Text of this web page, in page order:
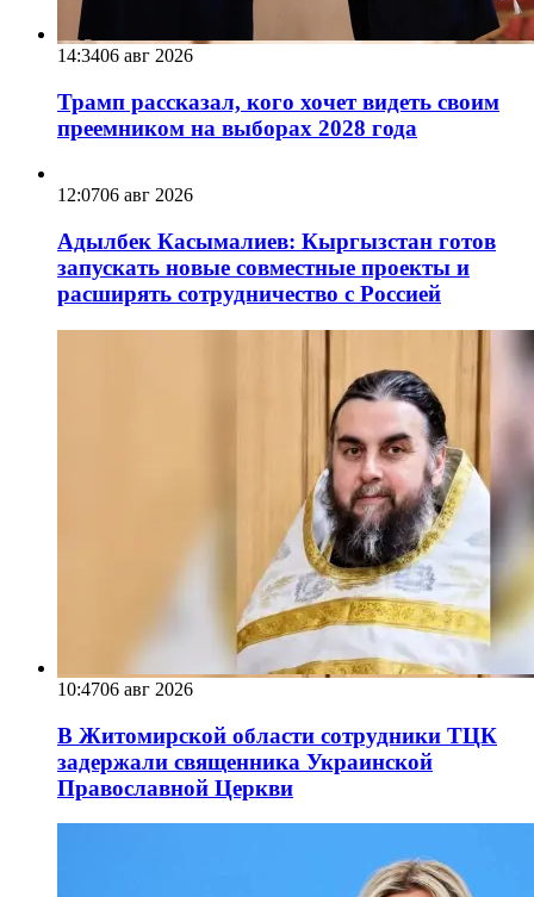
14:3406 авг 2026
Трамп рассказал, кого хочет видеть своим
преемником на выборах 2028 года
12:0706 авг 2026
Адылбек Касымалиев: Кыргызстан готов
запускать новые совместные проекты и
расширять сотрудничество с Россией
10:4706 авг 2026
В Житомирской области сотрудники ТЦК
задержали священника Украинской
Православной Церкви